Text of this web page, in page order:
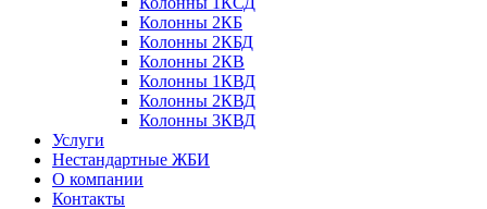
Колонны 2КБ
Колонны 2КБД
Колонны 2КВ
Колонны 1КВД
Колонны 2КВД
Колонны 3КВД
Услуги
Нестандартные ЖБИ
О компании
Контакты